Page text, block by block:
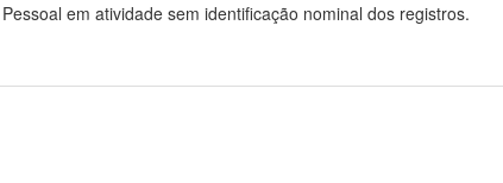
em atividade sem identificação nominal dos registros.